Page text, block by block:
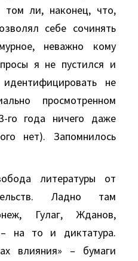
ли, наконец, что,
себе сочинять
неважно кому
я не пустился и
не
просмотренном
го года ничего даже
нет). Запомнилось
литературы от
Ладно там
Гулаг, Жданов,
– на то и диктатура.
влияния» – бумаги